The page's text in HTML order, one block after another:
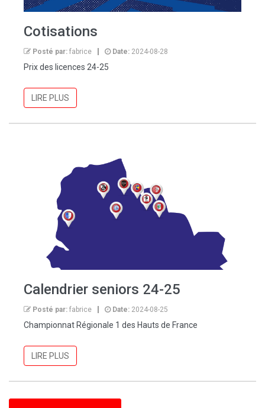
Cotisations
Posté par: fabrice Date: 2024-08-28
Prix des licences 24-25
LIRE PLUS
Calendrier seniors 24-25
Posté par: fabrice Date: 2024-08-25
Championnat Régionale 1 des Hauts de France
LIRE PLUS